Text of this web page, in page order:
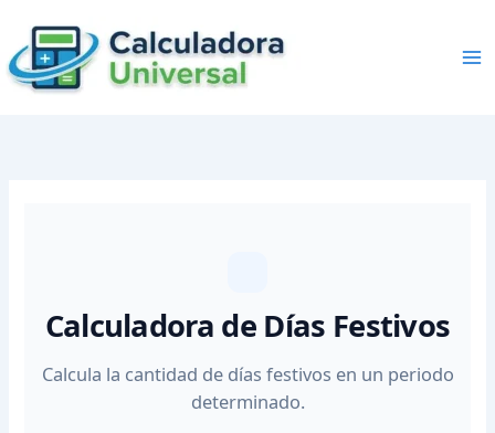
content
Calculadora de Días Festivos
Calcula la cantidad de días festivos en un periodo
determinado.